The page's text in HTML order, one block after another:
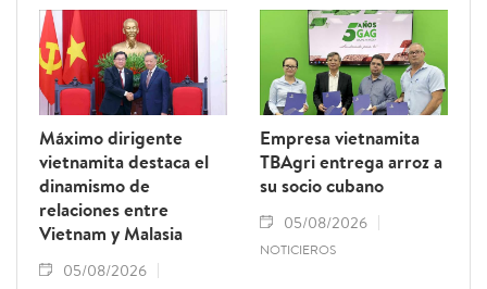
Máximo dirigente
vietnamita destaca el
dinamismo de
relaciones entre
Vietnam y Malasia
05/08/2026
Empresa vietnamita
TBAgri entrega arroz a
su socio cubano
05/08/2026
NOTICIEROS